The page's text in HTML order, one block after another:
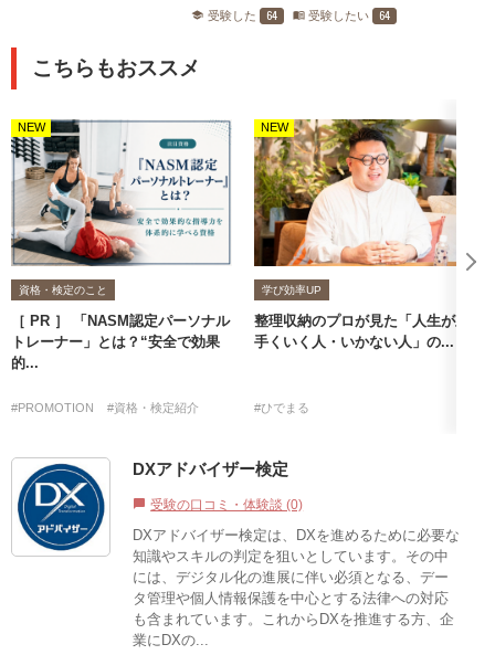
school 受験した 64 menu_book 受験したい 64
こちらもおススメ
NEW
資格・検定のこと
［ PR ］ 「NASM認定パーソナル
トレーナー」とは？“安全で効果
的...
#PROMOTION #資格・検定紹介
NEW
学び効率UP
整理収納のプロが見た「人生が上
手くいく人・いかない人」の...
#ひでまる
DXアドバイザー検定
chat_bubble 受験の口コミ・体験談 (0)
DXアドバイザー検定は、DXを進めるために必要な
知識やスキルの判定を狙いとしています。その中
には、デジタル化の進展に伴い必須となる、デー
タ管理や個人情報保護を中心とする法律への対応
も含まれています。これからDXを推進する方、企
業にDXの...